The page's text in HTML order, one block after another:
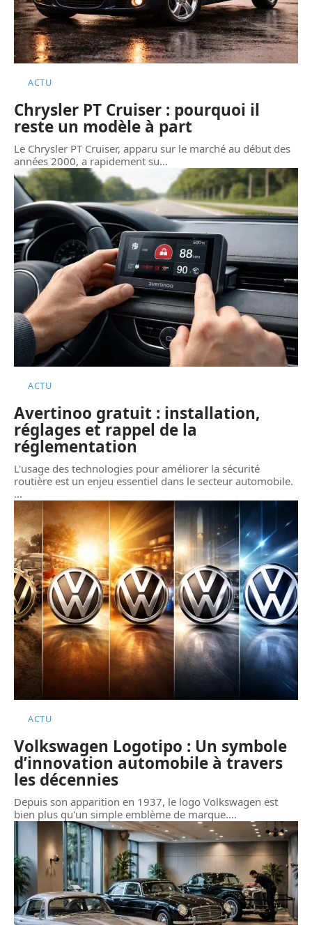
ACTU
Chrysler PT Cruiser : pourquoi il
reste un modèle à part
Le Chrysler PT Cruiser, apparu sur le marché au début des
années 2000, a rapidement su…
ACTU
Avertinoo gratuit : installation,
réglages et rappel de la
réglementation
L'usage des technologies pour améliorer la sécurité
routière est un enjeu essentiel dans le secteur automobile.
…
ACTU
Volkswagen Logotipo : Un symbole
d’innovation automobile à travers
les décennies
Depuis son apparition en 1937, le logo Volkswagen est
bien plus qu'un simple emblème de marque.…